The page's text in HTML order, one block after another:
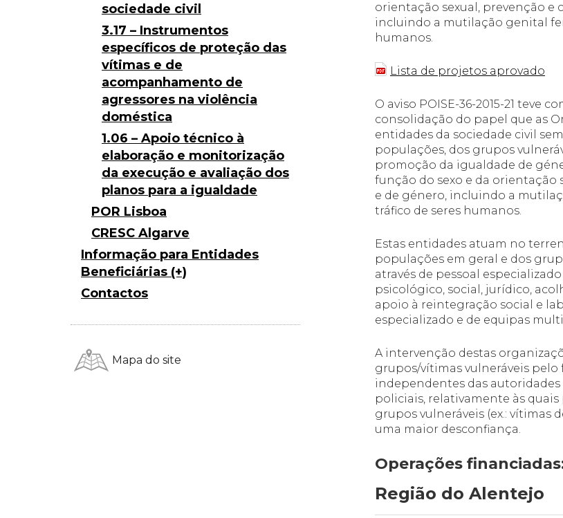
orientação sexual, prevenção e
incluindo a mutilação genital
humanos.
Lista de projetos aprovado
O aviso POISE-36-2015-21 teve
consolidação do papel que as
entidades da sociedade civil
populações, dos grupos
promoção da igualdade de
função do sexo e da orientação
e de género, incluindo a
tráfico de seres humanos.
Estas entidades atuam no
populações em geral e dos
através de pessoal
psicológico, social, jurídico,
apoio à reintegração social e
especializado e de equipas
A intervenção destas
grupos/vítimas vulneráveis pelo
independentes das
policiais, relativamente às
grupos vulneráveis (ex.: vítimas
uma maior desconfiança.
Operações
Região do Alentejo
sociedade civil
3.17 – Instrumentos
específicos de proteção das
vítimas e de
acompanhamento de
agressores na violência
doméstica
1.06 – Apoio técnico à
elaboração e monitorização
da execução e avaliação dos
planos para a igualdade
POR Lisboa
CRESC Algarve
Informação para Entidades
Beneficiárias (+)
Contactos
Mapa do site